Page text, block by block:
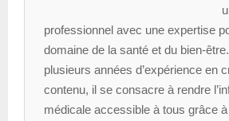
professionnel avec une expertise
domaine de la santé et du bien-
plusieurs années d’expérience en
contenu, il se consacre à rendre
médicale accessible à tous grâce